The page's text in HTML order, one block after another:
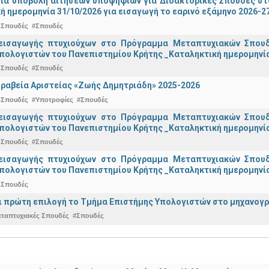
ημερομηνία 31/10/2026 για εισαγωγή το εαρινό εξάμηνο 2026-
Σπουδές #Σπουδές
πτυχιούχων στo Πρόγραμμα Μεταπτυχιακών
του Πανεπιστημίου Κρήτης _Καταληκτική
Σπουδές #Σπουδές
Αριστείας «Ζωής Δημητριάδη» 2025-2026
Σπουδές #Υποτροφίες #Σπουδές
πτυχιούχων στo Πρόγραμμα Μεταπτυχιακών
του Πανεπιστημίου Κρήτης _Καταληκτική
Σπουδές #Σπουδές
πτυχιούχων στo Πρόγραμμα Μεταπτυχιακών
του Πανεπιστημίου Κρήτης _Καταληκτική
Σπουδές
πρώτη επιλογή το Τμήμα Επιστήμης Υπολογιστών στο
Σπουδές #Σπουδές